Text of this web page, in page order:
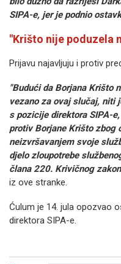
SIPA-e, jer je podnio
"Krišto nije poduzela
Prijavu najavljuju i protiv
"Budući da Borjana Krišto
vezano za ovaj slučaj, niti
s pozicije direktora SIPA-
protiv Borjane Krišto zbog
neizvršavanjem svoje
djelo zloupotrebe
člana 220. Krivičnog
iz ove stranke.
Ćulum je 14. jula opozvao
direktora SIPA-e.